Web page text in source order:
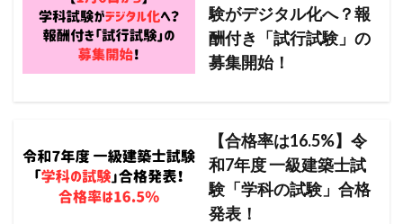
験がデジタル化へ？報
酬付き「試行試験」の
募集開始！
【合格率は16.5%】令
和7年度 一級建築士試
験「学科の試験」合格
発表！